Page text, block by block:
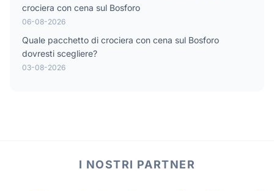
crociera con cena sul Bosforo
06-08-2026
Quale pacchetto di crociera con cena sul Bosforo
dovresti scegliere?
03-08-2026
I NOSTRI PARTNER